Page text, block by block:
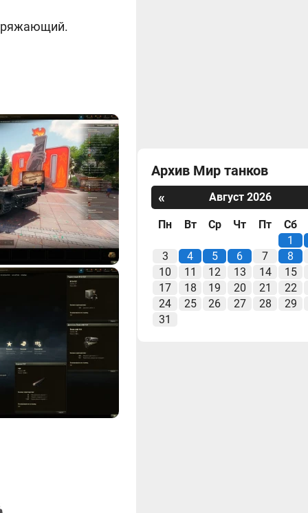
Архив Мир танков
«
Август 2026
Пн Вт Ср Чт Пт
Сб
1
3
4 5 6 7
8
10
11 12 13 14
15
17
18 19 20 21
22
24
25 26 27 28
29
31